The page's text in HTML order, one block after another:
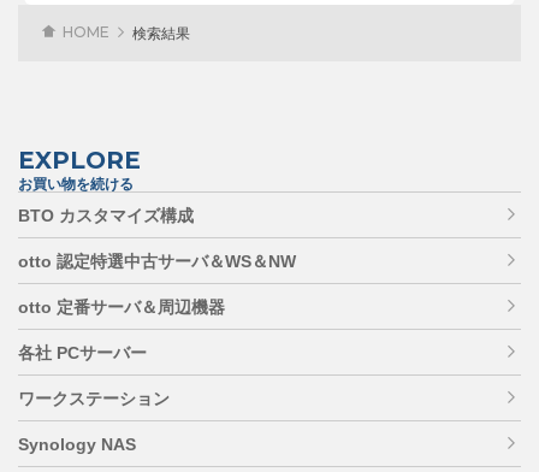
HOME 検索結果
EXPLORE
お買い物を続ける
BTO カスタマイズ構成
otto 認定特選中古サーバ＆WS＆NW
otto 定番サーバ＆周辺機器
各社 PCサーバー
ワークステーション
Synology NAS